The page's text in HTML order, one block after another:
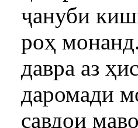
ҷануби
роҳ
давра аз
даромади
савдои